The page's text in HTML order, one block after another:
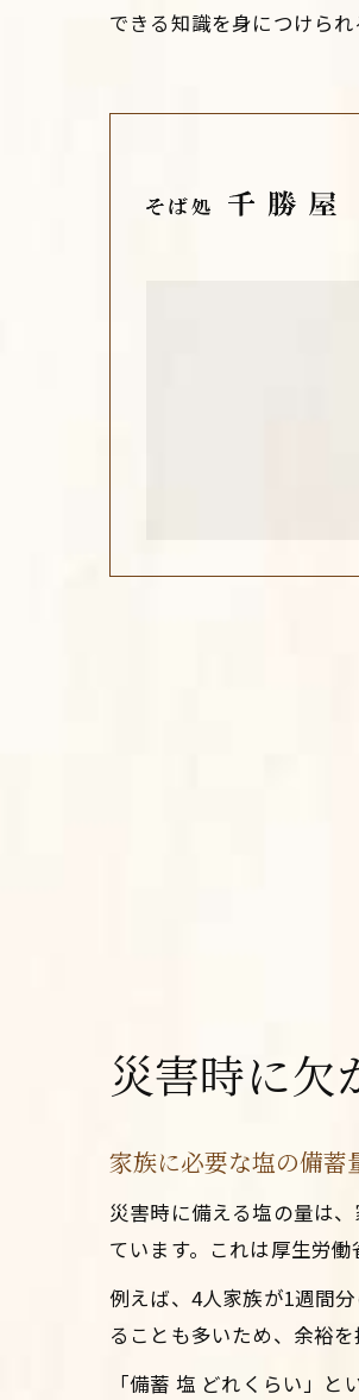
できる知識を身につけられ
災害時に欠
家族に必要な塩の備蓄
災害時に備える塩の量は
ています。これは厚生労
例えば、4人家族が1週間
ることも多いため、余裕
「備蓄 塩 どれくらい」